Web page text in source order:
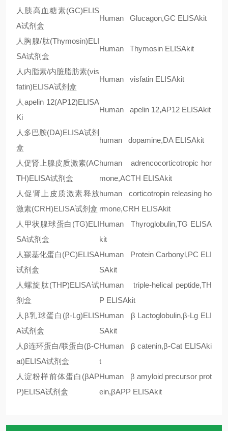
人胰高血糖素(GC)ELIS
A试剂盒
Human Glucagon,GC ELISAkit
人胸腺/肽(Thymosin)ELI
SA试剂盒
Human Thymosin ELISAkit
人内脂素/内脏脂肪素(vis
fatin)ELISA试剂盒
Human visfatin ELISAkit
人 apelin 12(AP12)ELISA
Ki
Human apelin 12,AP12 ELISAkit
人多巴胺(DA)ELISA试剂
盒
human dopamine,DA ELISAkit
人促肾上腺皮质激素(AC
TH)ELISA试剂盒
human adrencocorticotropic hor
mone,ACTH ELISAkit
人促肾上皮质激素释放
激素(CRH)ELISA试剂盒
human corticotropin releasing ho
rmone,CRH ELISAkit
人甲状腺球蛋白 (TG)ELI
SA试剂盒
Human Thyroglobulin,TG ELISA
kit
人羰基化蛋白(PC)ELISA
试剂盒
Human Protein Carbonyl,PC ELI
SAkit
人螺旋肽(THP)ELISA试
剂盒
Human triple-helical peptide,TH
P ELISAkit
人 β乳球蛋白 (β-Lg)ELIS
A试剂盒
Human β Lactoglobulin,β-Lg ELI
SAkit
人 β连环蛋白/联蛋白(β-C
at)ELISA试剂盒
Human β catenin,β-Cat ELISAki
t
人淀粉样前体蛋白 (βAP
P)ELISA试剂盒
Human β amyloid precursor prot
ein,βAPP ELISAkit